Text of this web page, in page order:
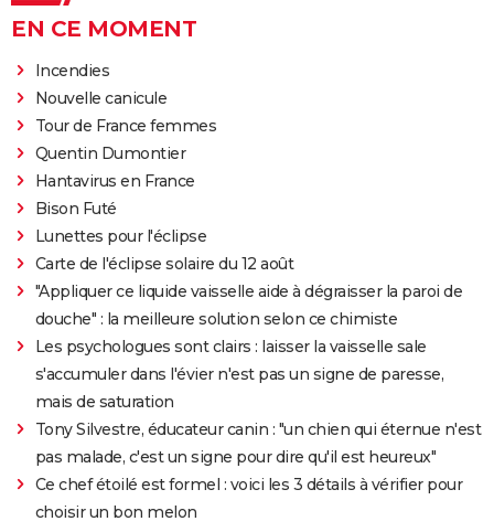
EN CE MOMENT
Incendies
Nouvelle canicule
Tour de France femmes
Quentin Dumontier
Hantavirus en France
Bison Futé
Lunettes pour l'éclipse
Carte de l'éclipse solaire du 12 août
"Appliquer ce liquide vaisselle aide à dégraisser la paroi de
douche" : la meilleure solution selon ce chimiste
Les psychologues sont clairs : laisser la vaisselle sale
s'accumuler dans l'évier n'est pas un signe de paresse,
mais de saturation
Tony Silvestre, éducateur canin : "un chien qui éternue n'est
pas malade, c'est un signe pour dire qu'il est heureux"
Ce chef étoilé est formel : voici les 3 détails à vérifier pour
choisir un bon melon